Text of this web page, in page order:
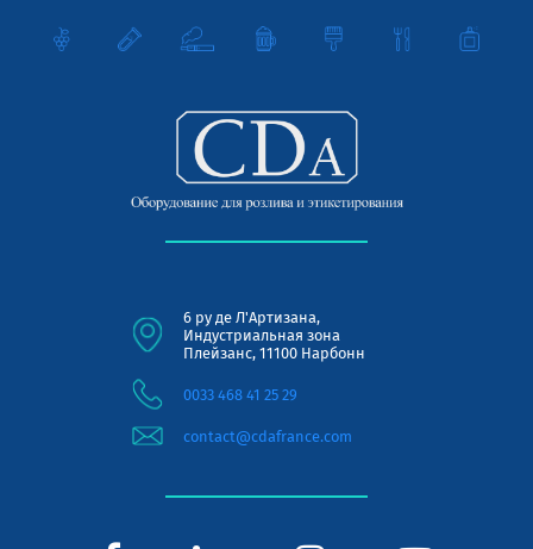
6 ру де Л'Артизана,
Индустриальная зона
Плейзанс, 11100 Нарбонн
0033 468 41 25 29
contact@cdafrance.com